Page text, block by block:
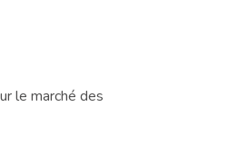
le marché des